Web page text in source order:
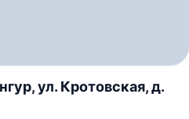
ул. Кротовская, д.